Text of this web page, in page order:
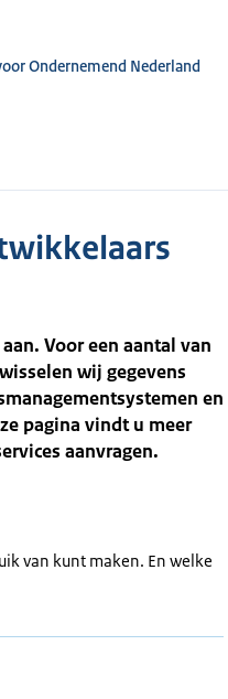
Ondernemend Nederland
Voor een aantal van
wij gegevens
en
pagina vindt u meer
aanvragen.
van kunt maken. En welke